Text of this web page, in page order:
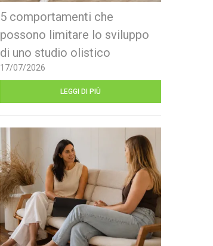
5 comportamenti che
possono limitare lo sviluppo
di uno studio olistico
17/07/2026
LEGGI DI PIÙ